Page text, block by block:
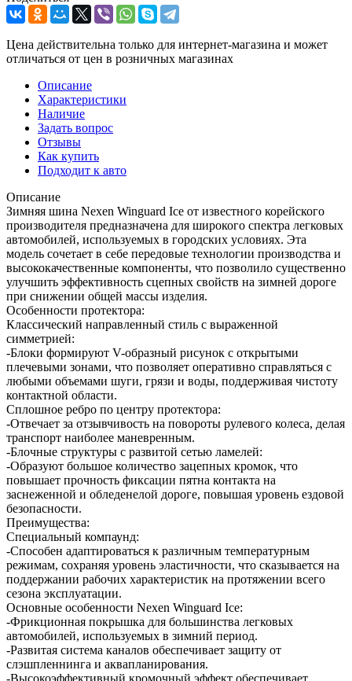
Цена действительна только для интернет-магазина и может
отличаться от цен в розничных магазинах
Описание
Характеристики
Наличие
Задать вопрос
Отзывы
Как купить
Подходит к авто
Описание
Зимняя шина Nexen Winguard Ice от известного корейского
производителя предназначена для широкого спектра легковых
автомобилей, используемых в городских условиях. Эта
модель сочетает в себе передовые технологии производства и
высококачественные компоненты, что позволило существенно
улучшить эффективность сцепных свойств на зимней дороге
при снижении общей массы изделия.
Особенности протектора:
Классический направленный стиль с выраженной
симметрией:
-Блоки формируют V-образный рисунок с открытыми
плечевыми зонами, что позволяет оперативно справляться с
любыми объемами шуги, грязи и воды, поддерживая чистоту
контактной области.
Сплошное ребро по центру протектора:
-Отвечает за отзывчивость на повороты рулевого колеса, делая
транспорт наиболее маневренным.
-Блочные структуры с развитой сетью ламелей:
-Образуют большое количество зацепных кромок, что
повышает прочность фиксации пятна контакта на
заснеженной и обледенелой дороге, повышая уровень ездовой
безопасности.
Преимущества:
Специальный компаунд:
-Способен адаптироваться к различным температурным
режимам, сохраняя уровень эластичности, что сказывается на
поддержании рабочих характеристик на протяжении всего
сезона эксплуатации.
Основные особенности Nexen Winguard Ice:
-Фрикционная покрышка для большинства легковых
автомобилей, используемых в зимний период.
-Развитая система каналов обеспечивает защиту от
слэшпленнинга и аквапланирования.
-Высокоэффективный кромочный эффект обеспечивает